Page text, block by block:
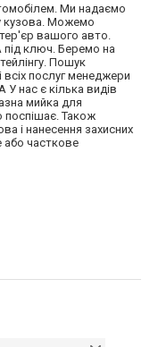
Ми надаємо
кузова. Можемо
вашого авто.
ключ. Беремо на
Пошук
всіх послуг менеджери
нас є кілька видів
мийка для
поспішає. Також
і нанесення захисних
часткове